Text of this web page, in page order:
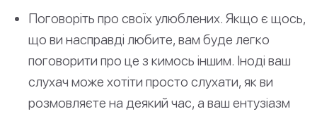
Поговоріть про своїх улюблених. Якщо є щось,
що ви насправді любите, вам буде легко
поговорити про це з кимось іншим. Іноді ваш
слухач може хотіти просто слухати, як ви
розмовляєте на деякий час, а ваш ентузіазм